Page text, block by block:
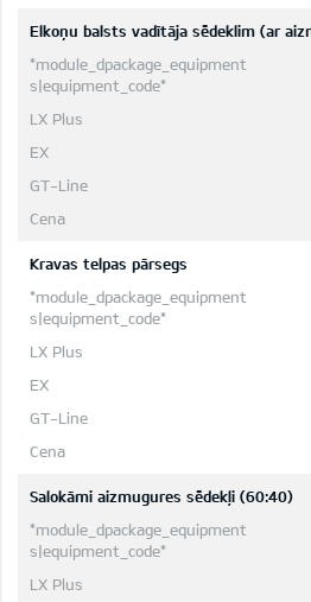
Elkoņu balsts vadītāja sēdeklim (ar
Kravas telpas pārsegs
Salokāmi aizmugures sēdekļi (60:40)